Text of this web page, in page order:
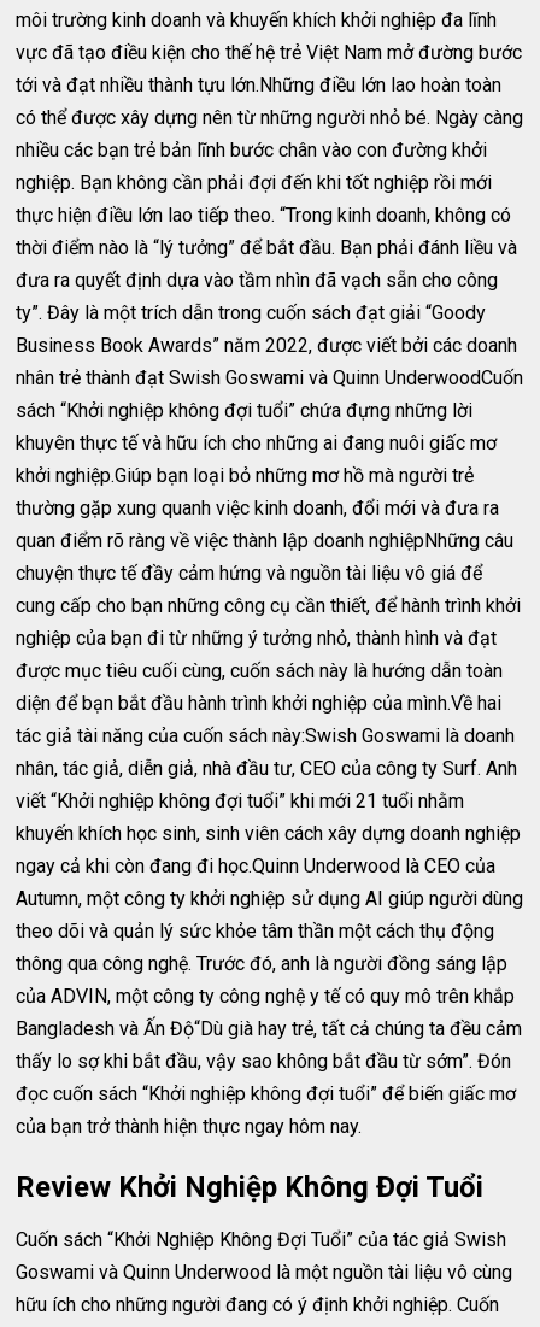
môi trường kinh doanh và khuyến khích khởi nghiệp đa lĩnh
vực đã tạo điều kiện cho thế hệ trẻ Việt Nam mở đường bước
tới và đạt nhiều thành tựu lớn.Những điều lớn lao hoàn toàn
có thể được xây dựng nên từ những người nhỏ bé. Ngày càng
nhiều các bạn trẻ bản lĩnh bước chân vào con đường khởi
nghiệp. Bạn không cần phải đợi đến khi tốt nghiệp rồi mới
thực hiện điều lớn lao tiếp theo. “Trong kinh doanh, không có
thời điểm nào là “lý tưởng” để bắt đầu. Bạn phải đánh liều và
đưa ra quyết định dựa vào tầm nhìn đã vạch sẵn cho công
ty”. Đây là một trích dẫn trong cuốn sách đạt giải “Goody
Business Book Awards” năm 2022, được viết bởi các doanh
nhân trẻ thành đạt Swish Goswami và Quinn UnderwoodCuốn
sách “Khởi nghiệp không đợi tuổi” chứa đựng những lời
khuyên thực tế và hữu ích cho những ai đang nuôi giấc mơ
khởi nghiệp.Giúp bạn loại bỏ những mơ hồ mà người trẻ
thường gặp xung quanh việc kinh doanh, đổi mới và đưa ra
quan điểm rõ ràng về việc thành lập doanh nghiệpNhững câu
chuyện thực tế đầy cảm hứng và nguồn tài liệu vô giá để
cung cấp cho bạn những công cụ cần thiết, để hành trình khởi
nghiệp của bạn đi từ những ý tưởng nhỏ, thành hình và đạt
được mục tiêu cuối cùng, cuốn sách này là hướng dẫn toàn
diện để bạn bắt đầu hành trình khởi nghiệp của mình.Về hai
tác giả tài năng của cuốn sách này:Swish Goswami là doanh
nhân, tác giả, diễn giả, nhà đầu tư, CEO của công ty Surf. Anh
viết “Khởi nghiệp không đợi tuổi” khi mới 21 tuổi nhằm
khuyến khích học sinh, sinh viên cách xây dựng doanh nghiệp
ngay cả khi còn đang đi học.Quinn Underwood là CEO của
Autumn, một công ty khởi nghiệp sử dụng AI giúp người dùng
theo dõi và quản lý sức khỏe tâm thần một cách thụ động
thông qua công nghệ. Trước đó, anh là người đồng sáng lập
của ADVIN, một công ty công nghệ y tế có quy mô trên khắp
Bangladesh và Ấn Độ“Dù già hay trẻ, tất cả chúng ta đều cảm
thấy lo sợ khi bắt đầu, vậy sao không bắt đầu từ sớm”. Đón
đọc cuốn sách “Khởi nghiệp không đợi tuổi” để biến giấc mơ
của bạn trở thành hiện thực ngay hôm nay.
Review Khởi Nghiệp Không Đợi Tuổi
Cuốn sách “Khởi Nghiệp Không Đợi Tuổi” của tác giả Swish
Goswami và Quinn Underwood là một nguồn tài liệu vô cùng
hữu ích cho những người đang có ý định khởi nghiệp. Cuốn